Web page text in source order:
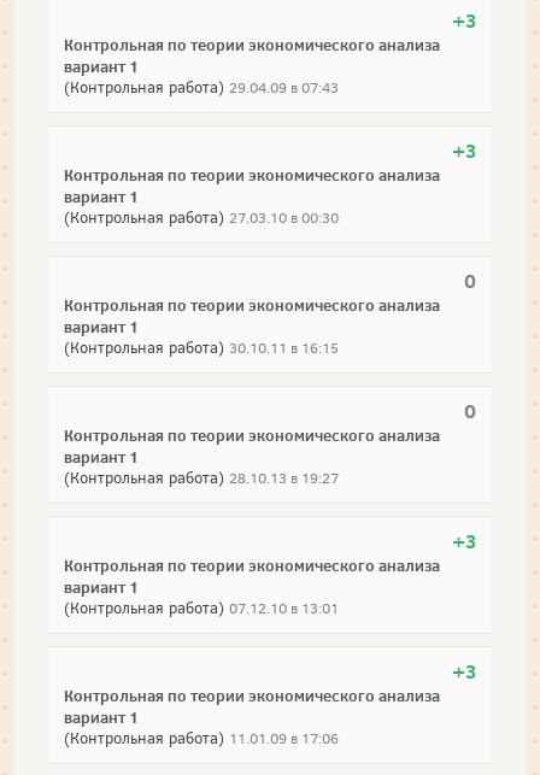
+3
Контрольная по теории экономического анализа
вариант 1
(Контрольная работа) 29.04.09 в 07:43
+3
Контрольная по теории экономического анализа
вариант 1
(Контрольная работа) 27.03.10 в 00:30
0
Контрольная по теории экономического анализа
вариант 1
(Контрольная работа) 30.10.11 в 16:15
0
Контрольная по теории экономического анализа
вариант 1
(Контрольная работа) 28.10.13 в 19:27
+3
Контрольная по теории экономического анализа
вариант 1
(Контрольная работа) 07.12.10 в 13:01
+3
Контрольная по теории экономического анализа
вариант 1
(Контрольная работа) 11.01.09 в 17:06